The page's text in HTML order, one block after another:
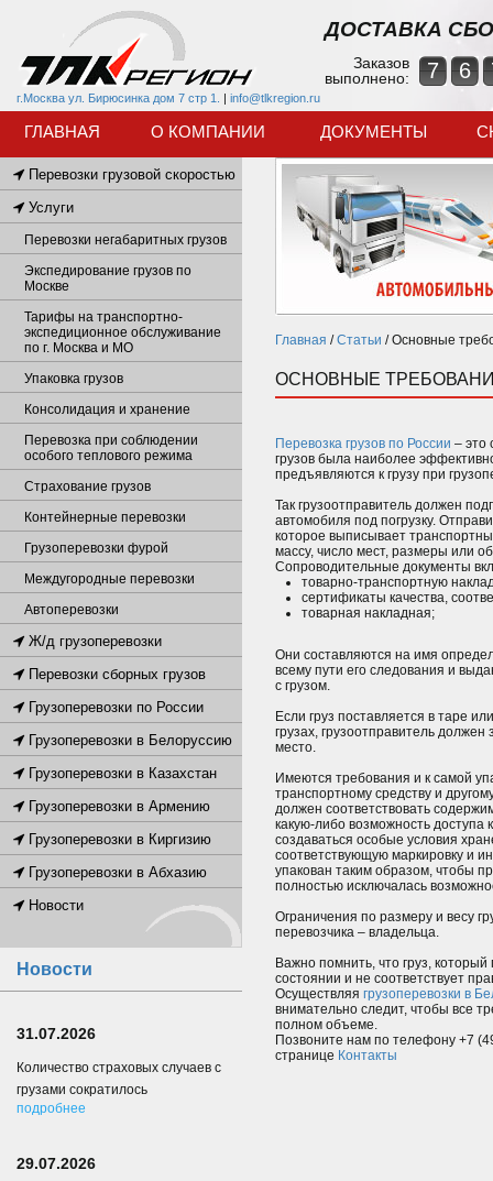
г.Москва ул. Бирюсинка дом 7 стр 1. | info@tlkregion.ru
ДОСТАВКА
Заказов
выполнено:
7 6
ГЛАВНАЯ О КОМПАНИИ ДОКУМЕНТЫ
Главная /Статьи /Основные
ОСНОВНЫЕ
Перевозка грузов по России – это
грузов была наиболее
предъявляются к грузу при
Так грузоотправитель должен
автомобиля под погрузку.
которое выписывает
массу, число мест, размеры или
Сопроводительные документы
товарно-транспортную
сертификаты качества,
товарная накладная;
Они составляются на имя
всему пути его следования и
с грузом.
Если груз поставляется в таре
грузах, грузоотправитель
место.
Имеются требования и к самой
транспортному средству и
должен соответствовать
какую-либо возможность
создаваться особые условия
соответствующую маркировку и
упакован таким образом, чтобы
полностью исключалась
Ограничения по размеру и весу
перевозчика – владельца.
Важно помнить, что груз,
состоянии и не соответствует
Осуществляя грузоперевозки в
внимательно следит, чтобы все
полном объеме.
Позвоните нам по телефону +7
странице Контакты
Перевозки грузовой скоростью
Услуги
Перевозки негабаритных грузов
Экспедирование грузов по
Москве
Тарифы на транспортно-
экспедиционное обслуживание
по г. Москва и МО
Упаковка грузов
Консолидация и хранение
Перевозка при соблюдении
особого теплового режима
Страхование грузов
Контейнерные перевозки
Грузоперевозки фурой
Междугородные перевозки
Автоперевозки
Ж/д грузоперевозки
Перевозки сборных грузов
Грузоперевозки по России
Грузоперевозки в Белоруссию
Грузоперевозки в Казахстан
Грузоперевозки в Армению
Грузоперевозки в Киргизию
Грузоперевозки в Абхазию
Новости
Новости
31.07.2026
Количество страховых случаев с
грузами сократилось
подробнее
29.07.2026